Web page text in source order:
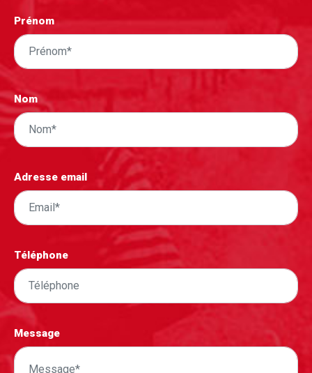
Prénom
Nom
Adresse email
Téléphone
Message